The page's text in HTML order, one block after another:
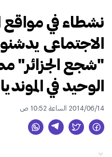
نشطاء في مواقع
الاجتماعى
"شجع الجزائر"
الوحيد في
2014/06/14 الساعة 10:52 ص